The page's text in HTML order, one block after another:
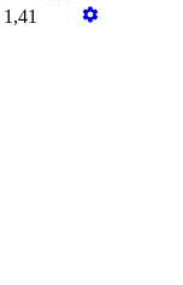
1,41